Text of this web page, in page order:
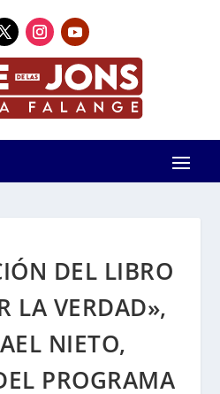
DEL LIBRO
LA VERDAD»,
NIETO,
PROGRAMA